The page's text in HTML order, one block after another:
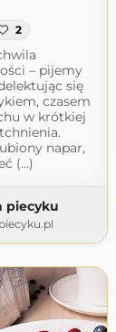
2
– pijemy
się
czasem
w krótkiej
napar,
(...)
piecyku